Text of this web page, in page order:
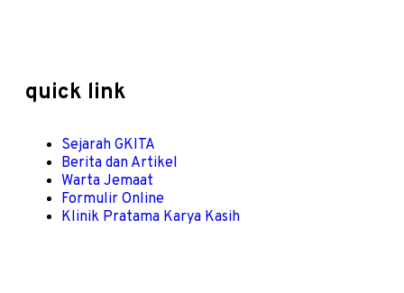
quick link
Sejarah GKITA
Berita dan Artikel
Warta Jemaat
Formulir Online
Klinik Pratama Karya Kasih